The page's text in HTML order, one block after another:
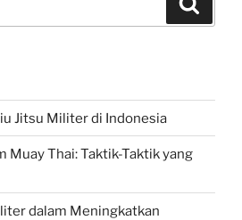
Jitsu Militer di Indonesia
Muay Thai: Taktik-Taktik yang
dalam Meningkatkan